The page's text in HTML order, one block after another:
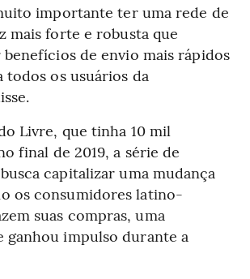
importante ter uma rede de
mais forte e robusta que
de envio mais rápidos
todos os usuários da
Livre, que tinha 10 mil
final de 2019, a série de
capitalizar uma mudança
os consumidores latino-
suas compras, uma
ganhou impulso durante a